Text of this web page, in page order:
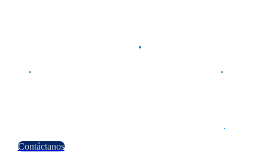
.
.Armando Torres | Neurocirujano Especialista .
.
Contáctanos